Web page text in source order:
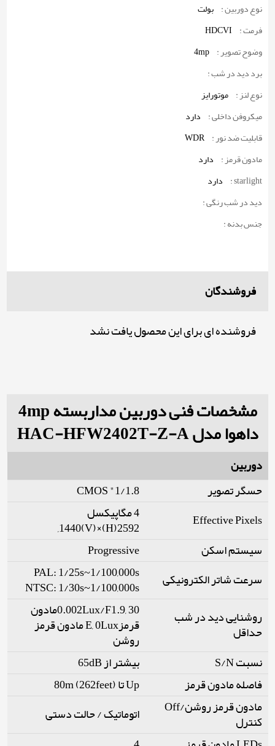
نوع دوربین : بولت
فرمت : HDCVI
وضوح تصویر : 4mp
برد دید در شب :
نوع لنز : موتورایز
میکروفن داخلی : دارد
قابلیت ضد نور : WDR
مادون قرمز : دارد
starlight :
دارد
دید در شب رنگی :
جنس بدنه :
فروشندگان
فروشنده ای برای این محصول یافت نشد
مشخصات فنی دوربین مداربسته 4mp
داهوا مدل HAC-HFW2402T-Z-A
دوربین
حسگر تصویر
1/1.8" CMOS
Effective Pixels
4 مگاپیکسل
2592(H)×1440(V),
سیستم اسکن
Progressive
سرعت شاتر الکترونیکی
PAL: 1/25s~1/100,000s
NTSC: 1/30s~1/100,000s
روشنایی دید در شب
حداقل
0.002Lux/F1.9, 30مادون
قرمزE, 0Lux مادون قرمز
روشن
نسبت S/N
بیشتر از 65dB
فاصله مادون قرمز
Up تا 80m (262feet)
مادون قرمز روشن/Off
کنترل
اتوماتیک / حالت دستی